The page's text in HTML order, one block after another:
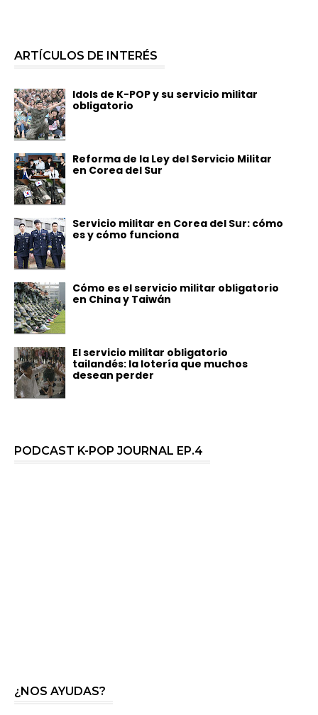
ARTÍCULOS DE INTERÉS
Idols de K-POP y su servicio militar
obligatorio
Reforma de la Ley del Servicio Militar
en Corea del Sur
Servicio militar en Corea del Sur: cómo
es y cómo funciona
Cómo es el servicio militar obligatorio
en China y Taiwán
El servicio militar obligatorio
tailandés: la lotería que muchos
desean perder
PODCAST K-POP JOURNAL EP.4
¿NOS AYUDAS?